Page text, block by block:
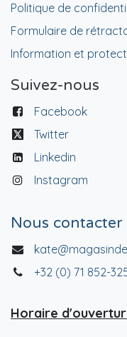
Politique de
Formulaire de
Information et
Suivez-nous
Facebook
Twitter
Linkedin
Instagram
Nous contacter
+32 (0) 71 852-
Horaire